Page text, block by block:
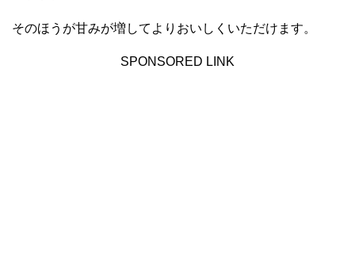
そのほうが甘みが増してよりおいしくいただけます。
SPONSORED LINK